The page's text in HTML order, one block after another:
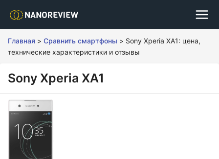
Главная > Сравнить смартфоны > Sony Xperia XA1: цена,
технические характеристики и отзывы
Sony Xperia XA1